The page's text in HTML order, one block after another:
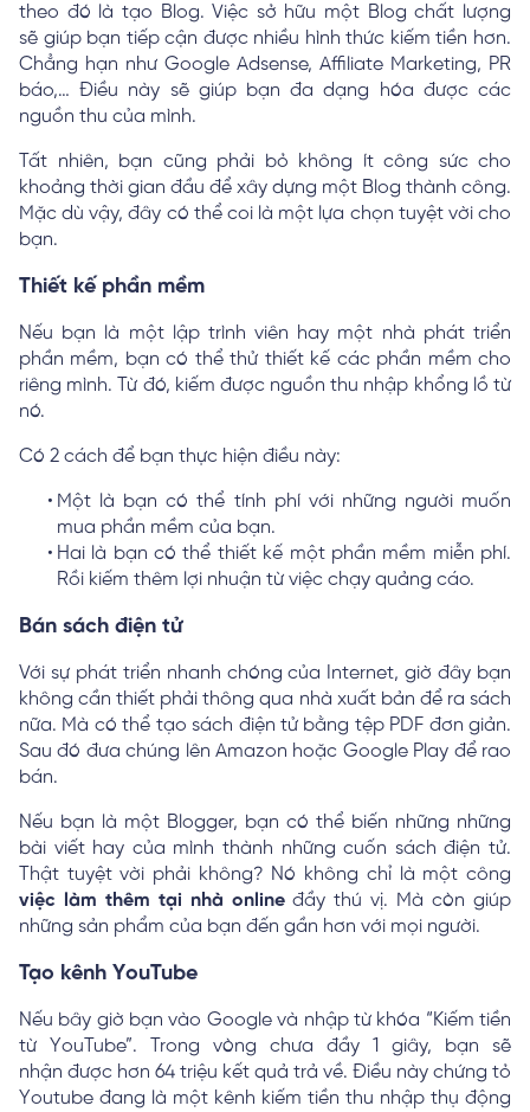
theo đó là tạo Blog. Việc sở hữu một Blog chất lượng
sẽ giúp bạn tiếp cận được nhiều hình thức kiếm tiền hơn.
Chẳng hạn như Google Adsense, Affiliate Marketing, PR
báo,… Điều này sẽ giúp bạn đa dạng hóa được các
nguồn thu của mình.
Tất nhiên, bạn cũng phải bỏ không ít công sức cho
khoảng thời gian đầu để xây dựng một Blog thành công.
Mặc dù vậy, đây có thể coi là một lựa chọn tuyệt vời cho
bạn.
Thiết kế phần mềm
Nếu bạn là một lập trình viên hay một nhà phát triển
phần mềm, bạn có thể thử thiết kế các phần mềm cho
riêng mình. Từ đó, kiếm được nguồn thu nhập khổng lồ từ
nó.
Có 2 cách để bạn thực hiện điều này:
Một là bạn có thể tính phí với những người muốn
mua phần mềm của bạn.
Hai là bạn có thể thiết kế một phần mềm miễn phí.
Rồi kiếm thêm lợi nhuận từ việc chạy quảng cáo.
Bán sách điện tử
Với sự phát triển nhanh chóng của Internet, giờ đây bạn
không cần thiết phải thông qua nhà xuất bản để ra sách
nữa. Mà có thể tạo sách điện tử bằng tệp PDF đơn giản.
Sau đó đưa chúng lên Amazon hoặc Google Play để rao
bán.
Nếu bạn là một Blogger, bạn có thể biến những những
bài viết hay của mình thành những cuốn sách điện tử.
Thật tuyệt vời phải không? Nó không chỉ là một công
việc làm thêm tại nhà onlineđầy thú vị. Mà còn giúp
những sản phẩm của bạn đến gần hơn với mọi người.
Tạo kênh YouTube
Nếu bây giờ bạn vào Google và nhập từ khóa “Kiếm tiền
từ YouTube”. Trong vòng chưa đầy 1 giây, bạn sẽ
nhận được hơn 64 triệu kết quả trả về. Điều này chứng tỏ
Youtube đang là một kênh kiếm tiền thu nhập thụ động